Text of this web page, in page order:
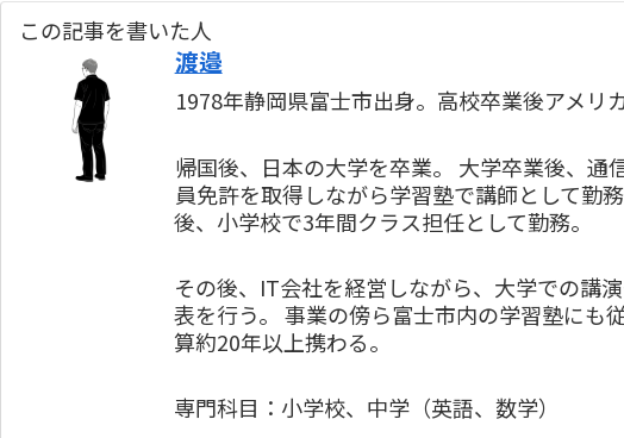
この記事を書いた人
渡邉
1978年静岡県富士市出身。高校卒業後アメリ
帰国後、日本の大学を卒業。 大学卒業後、通
員免許を取得しながら学習塾で講師として勤
後、小学校で3年間クラス担任として勤務。
その後、IT会社を経営しながら、大学での講
表を行う。 事業の傍ら富士市内の学習塾にも
算約20年以上携わる。
専門科目：小学校、中学（英語、数学）